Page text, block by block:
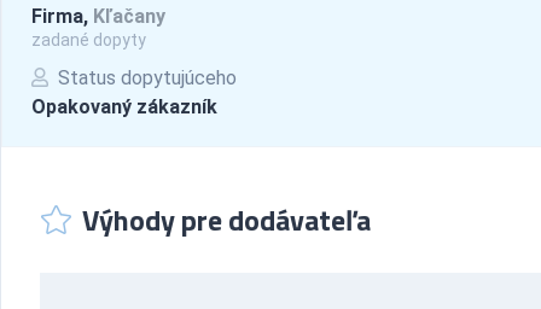
Firma, Kľačany
zadané dopyty
Status dopytujúceho
Opakovaný zákazník
Výhody pre dodávateľa